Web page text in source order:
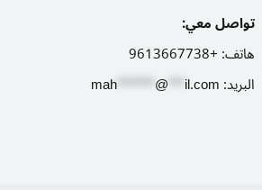
تواصل معي:
هاتف:+9613667738
البريد:
mah*******@***il.com